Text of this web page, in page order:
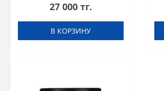
27 000 тг.
В КОРЗИНУ